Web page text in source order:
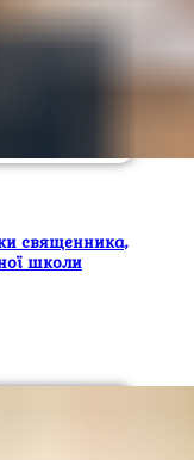
священника,
школи